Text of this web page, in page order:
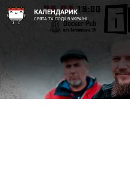
КАЛЕНДАРИК
СВЯТА ТА ПОДІЇ В УКРАЇНІ